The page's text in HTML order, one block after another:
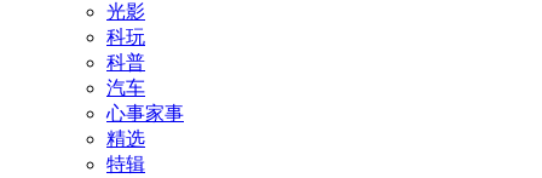
光影
科玩
科普
汽车
心事家事
精选
特辑